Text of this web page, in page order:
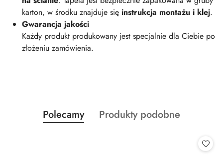
karton, w środku znajduje się instrukcja montażu i klej.
Gwarancja jakości
Każdy produkt produkowany jest specjalnie dla Ciebie po
złożeniu zamówienia.
Pomiń karuzelę produktów
Produkty
o
Polecamy
Produkty
Produkty podobne